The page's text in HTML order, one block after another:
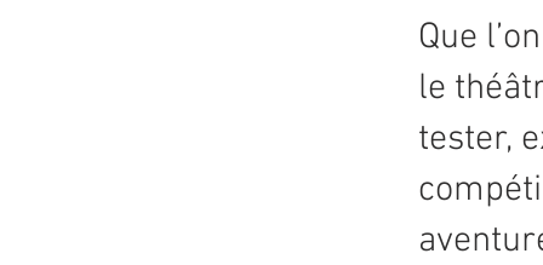
Que
le
tester,